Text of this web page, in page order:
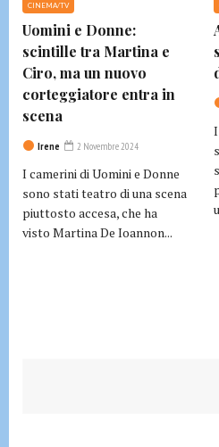
CINEMA/TV
Uomini e Donne:
scintille tra Martina e
Ciro, ma un nuovo
corteggiatore entra in
scena
Irene 2 Novembre 2024
I camerini di Uomini e Donne
sono stati teatro di una scena
piuttosto accesa, che ha
visto Martina De Ioannon...